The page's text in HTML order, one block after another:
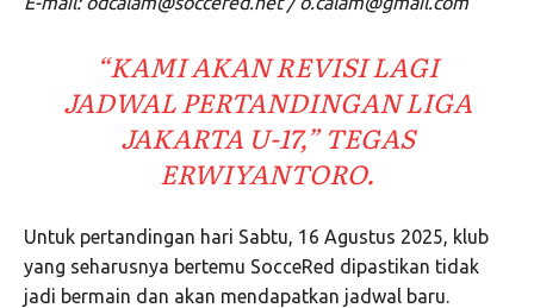
“KAMI AKAN REVISI LAGI
JADWAL PERTANDINGAN LIGA
JAKARTA U-17,” TEGAS
ERWIYANTORO.
Untuk pertandingan hari Sabtu, 16 Agustus 2025, klub
yang seharusnya bertemu SocceRed dipastikan tidak
jadi bermain dan akan mendapatkan jadwal baru.